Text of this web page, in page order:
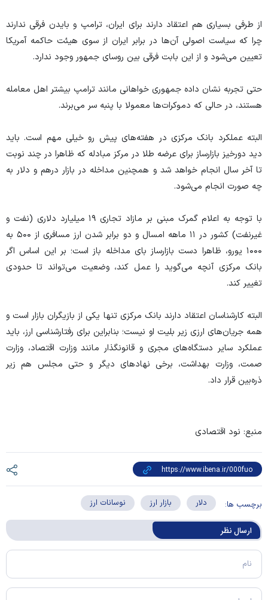
از طرفی بسیاری هم اعتقاد دارند برای ایران، ترامپ و بایدن فرقی ندارند
چرا که سیاست اصولی آن‌ها در برابر ایران از سوی هیئت حاکمه آمریکا
تعیین می‌شود و از این بابت فرقی بین روسای جمهور وجود ندارد.
حتی تجربه نشان داده جمهوری خواهانی مانند ترامپ بیشتر اهل معامله
هستند، در حالی که دموکرات‌ها معمولا با پنبه سر می‌برند.
البته عملکرد بانک مرکزی در هفته‌های پیش رو خیلی مهم است. باید
دید دورخیز بازارساز برای عرضه طلا در مرکز مبادله که ظاهرا در چند نوبت
تا آخر سال انجام خواهد شد و همچنین مداخله در بازار درهم و دلار به
چه صورت انجام می‌شود.
با توجه به اعلام گمرک مبنی بر مازاد تجاری ۱۹ میلیارد دلاری (نفت و
غیرنفت) کشور در ۱۱ ماهه امسال و دو برابر شدن ارز مسافری از ۵۰۰ به
۱۰۰۰ یورو، ظاهرا دست بازارساز بای مداخله باز است؛ بر این اساس اگر
بانک مرکزی آنچه می‌گوید را عمل کند، وضعیت می‌تواند تا حدودی
تغییر کند.
البته کارشناسان اعتقاد دارند بانک مرکزی تنها یکی از بازیگران بازار است و
همه جریان‌های ارزی زیر بلیت او نیست؛ بنابراین برای رفتارشناسی ارز، باید
عملکرد سایر دستگاه‌های مجری و قانونگذار مانند وزارت اقتصاد، وزارت
صمت، وزارت بهداشت، برخی نهاد‌های دیگر و حتی مجلس هم زیر
ذره‌بین قرار داد.
منبع: نود اقتصادی
برچسب ها: دلار بازار ارز نوسانات ارز
ارسال‌ نظر